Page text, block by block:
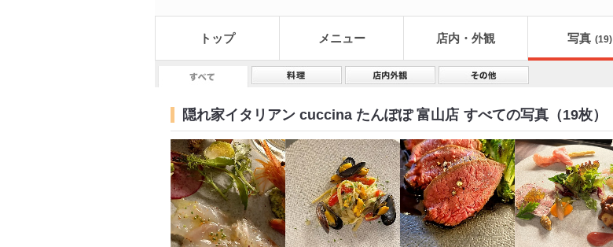
トップ メニュー 店内・外観 写真 (19)
隠れ家イタリアン cuccina たんぽぽ 富山店 すべての写真（19枚）